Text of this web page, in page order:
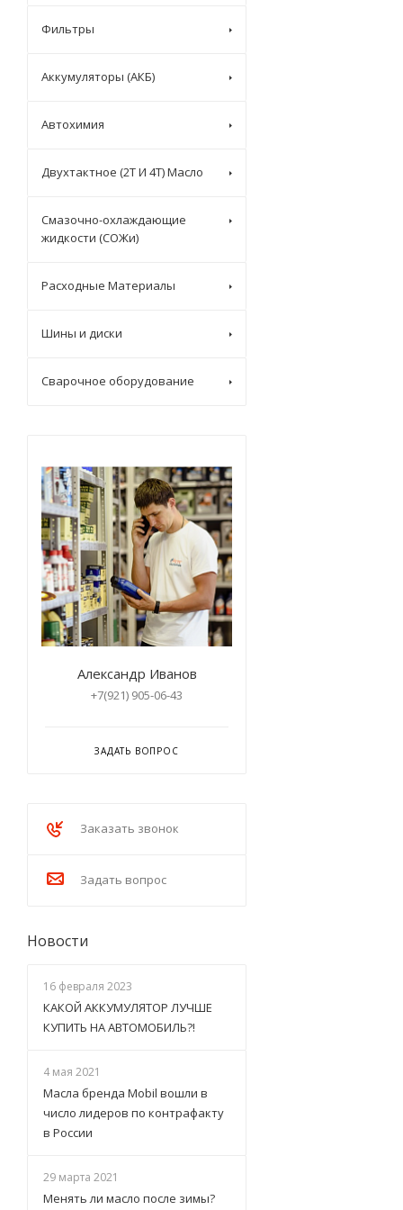
Фильтры
Аккумуляторы (АКБ)
Автохимия
Двухтактное (2T И 4T) Масло
Смазочно-охлаждающие
жидкости (СОЖи)
Расходные Материалы
Шины и диски
Сварочное оборудование
Александр Иванов
+7(921) 905-06-43
ЗАДАТЬ ВОПРОС
Заказать звонок
Задать вопрос
Новости
16 февраля 2023
КАКОЙ АККУМУЛЯТОР ЛУЧШЕ
КУПИТЬ НА АВТОМОБИЛЬ?!
4 мая 2021
Масла бренда Mobil вошли в
число лидеров по контрафакту
в России
29 марта 2021
Менять ли масло после зимы?